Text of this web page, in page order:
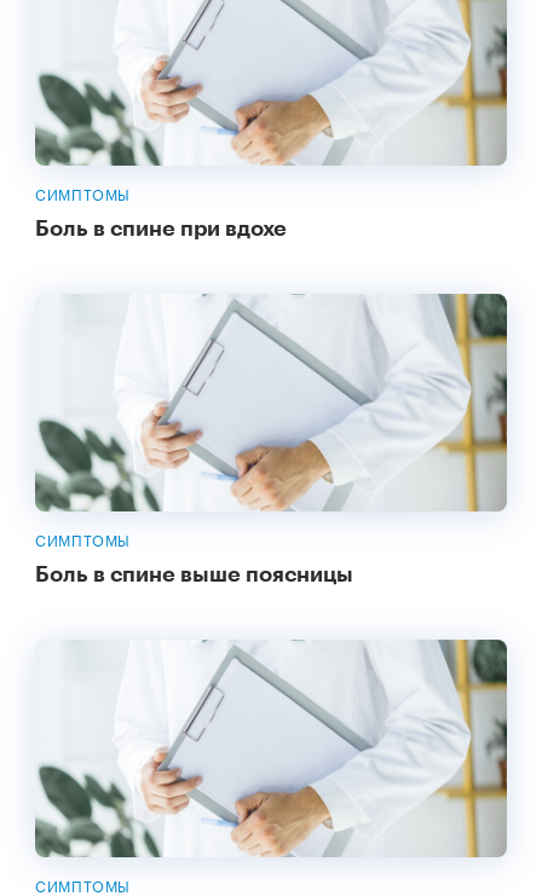
СИМПТОМЫ
Боль в спине при вдохе
СИМПТОМЫ
Боль в спине выше поясницы
СИМПТОМЫ